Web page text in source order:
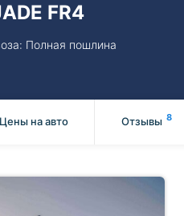
FR4
Полная пошлина
Цены на авто Отзывы 8